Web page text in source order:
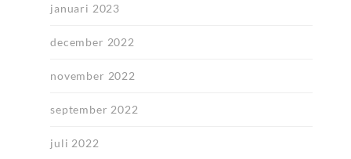
januari 2023
december 2022
november 2022
september 2022
juli 2022